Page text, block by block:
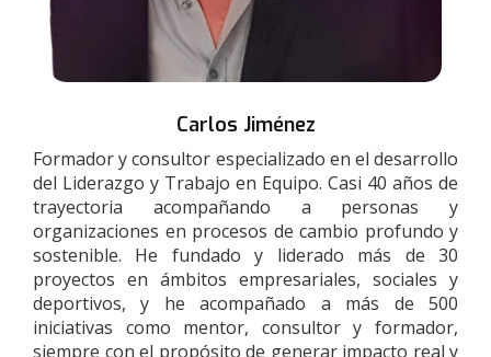
Carlos Jiménez
Formador y consultor especializado en el desarrollo
del Liderazgo y Trabajo en Equipo. Casi 40 años de
trayectoria acompañando a personas y
organizaciones en procesos de cambio profundo y
sostenible. He fundado y liderado más de 30
proyectos en ámbitos empresariales, sociales y
deportivos, y he acompañado a más de 500
iniciativas como mentor, consultor y formador,
siempre con el propósito de generar impacto real y